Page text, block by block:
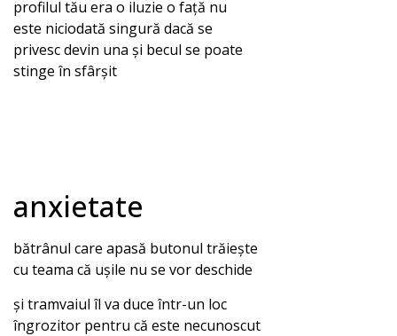
profilul tău era o iluzie o față nu
este niciodată singură dacă se
privesc devin una și becul se poate
stinge în sfârșit
anxietate
bătrânul care apasă butonul trăiește
cu teama că ușile nu se vor deschide
și tramvaiul îl va duce într-un loc
îngrozitor pentru că este necunoscut